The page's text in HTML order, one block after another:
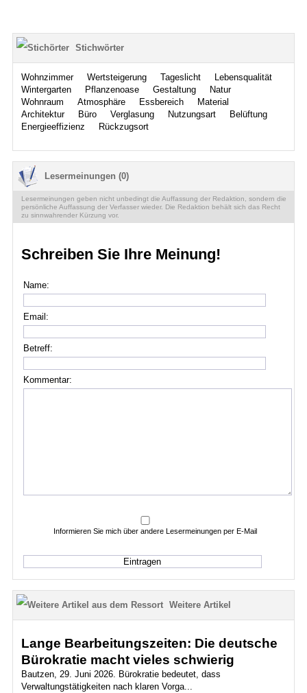
Stichwörter
Wohnzimmer Wertsteigerung Tageslicht
Lebensqualität
Wintergarten
Pflanzenoase Gestaltung
Natur
Wohnraum
Atmosphäre Essbereich
Material
Architektur
Büro Verglasung Nutzungsart
Belüftung
Energieeffizienz
Rückzugsort
Lesermeinungen (0)
Lesermeinungen geben nicht unbedingt die Auffassung der Redaktion, sondern die
persönliche Auffassung der Verfasser wieder. Die Redaktion behält sich das Recht
zu sinnwahrender Kürzung vor.
Schreiben Sie Ihre Meinung!
Name:
Email:
Betreff:
Kommentar:
Informieren Sie mich über andere Lesermeinungen per E-Mail
Weitere Artikel
Lange Bearbeitungszeiten: Die deutsche
Bürokratie macht vieles schwierig
Bautzen, 29. Juni 2026. Bürokratie bedeutet, dass
Verwaltungstätigkeiten nach klaren Vorga...